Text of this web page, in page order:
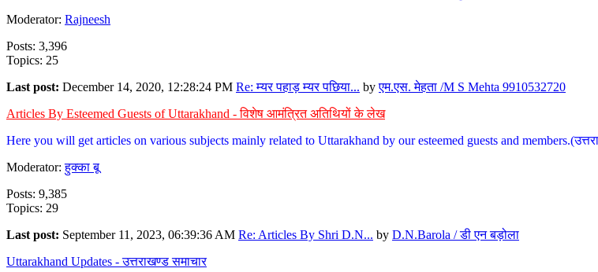
Moderator: Rajneesh
Posts: 3,396
Topics: 25
Last post: December 14, 2020, 12:28:24 PM Re: म्यर पहाड़ म्यर पछिया... byएम.एस. मेहता /M S Mehta 9910532720
Articles By Esteemed Guests of Uttarakhand - विशेष आमंत्रित अतिथियों के लेख
Here you will get articles on various subjects mainly related to Uttarakhand by our esteemed guests and
Moderator:हुक्का बू
Posts: 9,385
Topics: 29
Last post: September 11, 2023, 06:39:36 AM Re: Articles By Shri D.N... by D.N.Barola / डी एन बड़ोला
Uttarakhand Updates - उत्तराखण्ड समाचार